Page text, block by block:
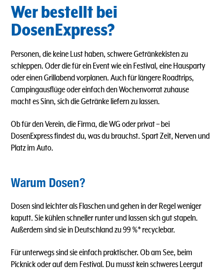
Wer bestellt bei
DosenExpress?
Personen, die keine Lust haben, schwere Getränkekisten zu
schleppen. Oder die für ein Event wie ein Festival, eine Hausparty
oder einen Grillabend vorplanen. Auch für längere Roadtrips,
Campingausflüge oder einfach den Wochenvorrat zuhause
macht es Sinn, sich die Getränke liefern zu lassen.
Ob für den Verein, die Firma, die WG oder privat – bei
DosenExpress findest du, was du brauchst. Spart Zeit, Nerven und
Platz im Auto.
Warum Dosen?
Dosen sind leichter als Flaschen und gehen in der Regel weniger
kaputt. Sie kühlen schneller runter und lassen sich gut stapeln.
Außerdem sind sie in Deutschland zu 99 %* recyclebar.
Für unterwegs sind sie einfach praktischer. Ob am See, beim
Picknick oder auf dem Festival. Du musst kein schweres Leergut